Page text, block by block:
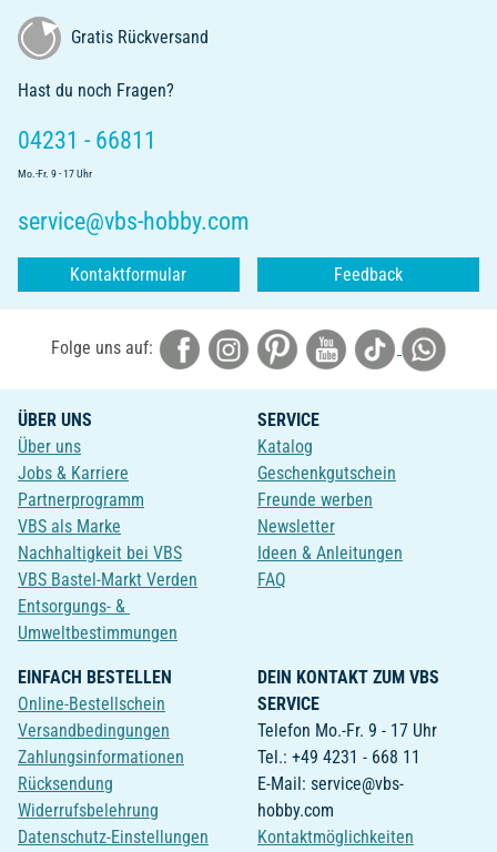
Gratis Rückversand
Hast du noch Fragen?
04231 - 66811
Mo.-Fr. 9 - 17 Uhr
service@vbs-hobby.com
Kontaktformular Feedback
Folge uns auf:
ÜBER UNS
Über uns
Jobs & Karriere
Partnerprogramm
VBS als Marke
Nachhaltigkeit bei VBS
VBS Bastel-Markt Verden
Entsorgungs- &
Umweltbestimmungen
SERVICE
Katalog
Geschenkgutschein
Freunde werben
Newsletter
Ideen & Anleitungen
FAQ
EINFACH BESTELLEN
Online-Bestellschein
Versandbedingungen
Zahlungsinformationen
Rücksendung
Widerrufsbelehrung
Datenschutz-Einstellungen
DEIN KONTAKT ZUM VBS
SERVICE
Telefon Mo.-Fr. 9 - 17 Uhr
Tel.: +49 4231 - 668 11
E-Mail: service@vbs-
hobby.com
Kontaktmöglichkeiten